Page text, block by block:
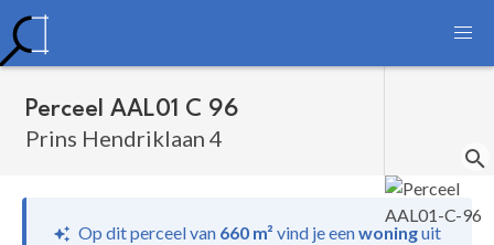
Perceel AAL01 C 96
Prins Hendriklaan 4
Op dit perceel van 660 m² vind jeeenwoninguit